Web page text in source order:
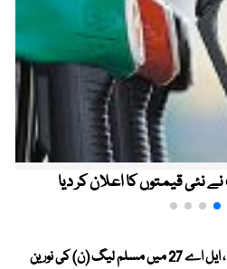
نئی قیمتوں کا اعلان کر دیا
آزاد کشمیر الیکشن ، ایل اے 27 میں مسلم لیگ (ن) کی نورین